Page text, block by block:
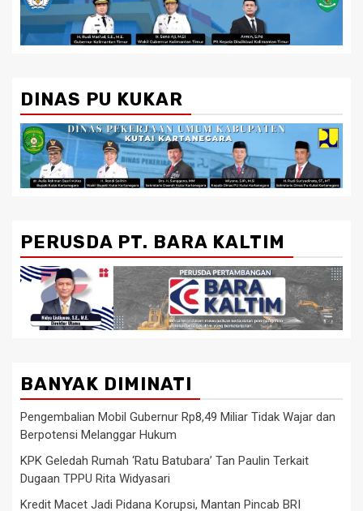
DINAS PU KUKAR
PERUSDA PT. BARA KALTIM
BANYAK DIMINATI
Pengembalian Mobil Gubernur Rp8,49 Miliar Tidak Wajar dan
Berpotensi Melanggar Hukum
KPK Geledah Rumah ‘Ratu Batubara’ Tan Paulin Terkait
Dugaan TPPU Rita Widyasari
Kredit Macet Jadi Pidana Korupsi, Mantan Pincab BRI